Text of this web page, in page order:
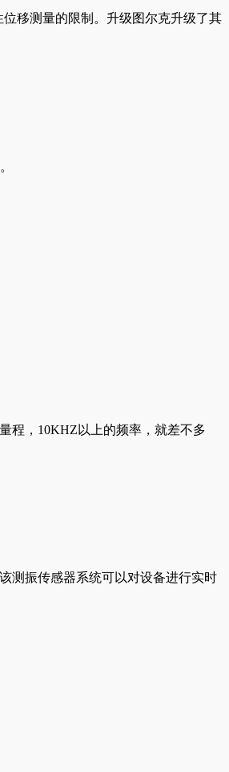
移测量的限制。升级图尔克升级了其
程，10KHZ以上的频率，就差不多
测振传感器系统可以对设备进行实时